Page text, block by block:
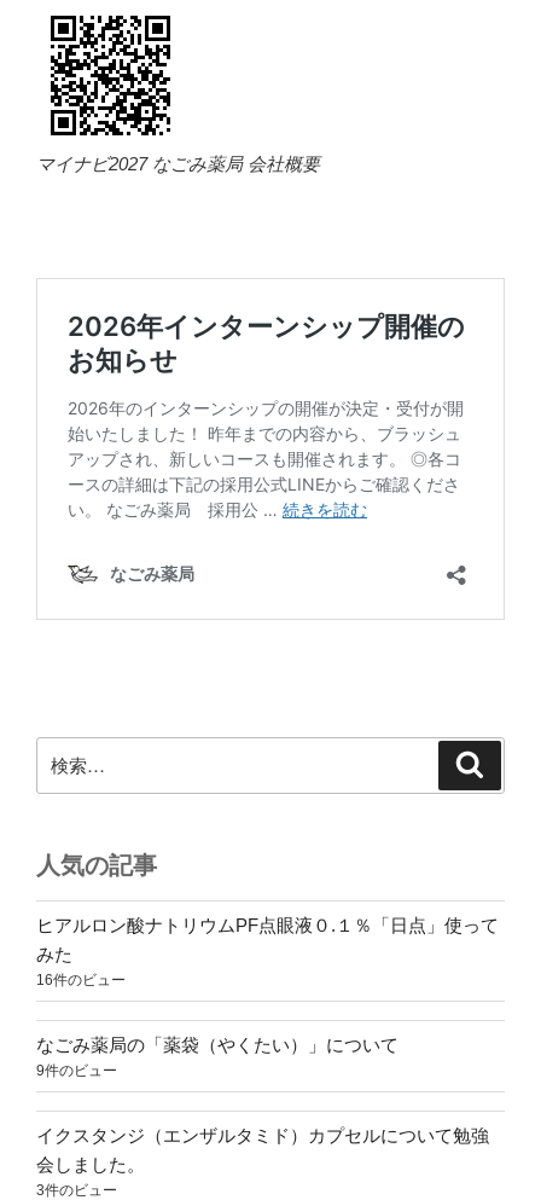
マイナビ2027 なごみ薬局 会社概要
索:
人気の記事
ヒアルロン酸ナトリウムPF点眼液０.１％「日点」使って
みた
16件のビュー
なごみ薬局の「薬袋（やくたい）」について
9件のビュー
イクスタンジ（エンザルタミド）カプセルについて勉強
会しました。
3件のビュー